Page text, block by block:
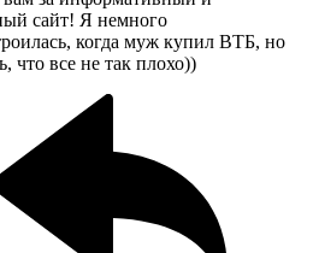
сайт! Я немного
когда муж купил ВТБ, но
что все не так плохо))